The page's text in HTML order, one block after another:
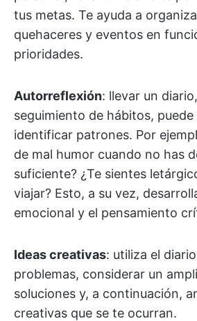
tus metas. Te ayuda a
quehaceres y eventos en
prioridades.
Autorreflexión: llevar un
seguimiento de hábitos,
identificar patrones. Por
de mal humor cuando no has
suficiente? ¿Te sientes
viajar? Esto, a su vez,
emocional y el pensamiento
Ideas creativas: utiliza el
problemas, considerar un
soluciones y, a continuación,
creativas que se te ocurran.